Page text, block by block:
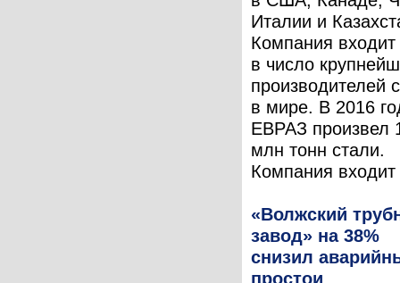
Италии и
Компания входит
в число
производителей
в мире. В 2016
ЕВРАЗ произвел
млн тонн стали.
Компания
«Волжский
завод» на 38%
снизил
простои